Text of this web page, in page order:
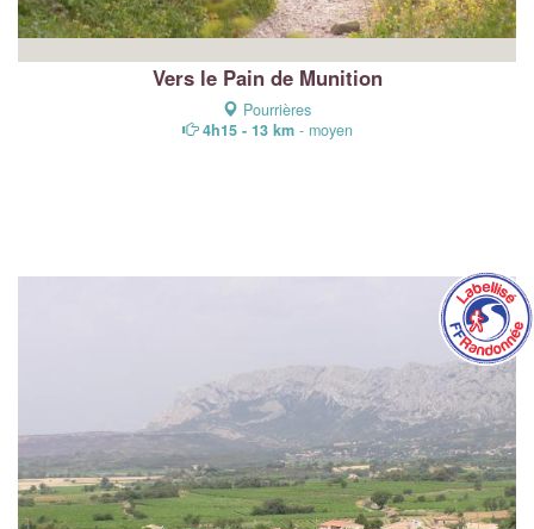
Vers le Pain de Munition
Pourrières
4h15 - 13 km- moyen